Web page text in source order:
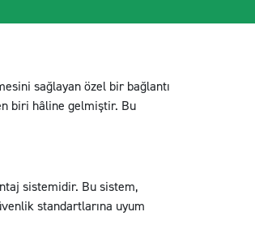
sağlayan özel bir bağlantı
biri hâline gelmiştir. Bu
sistemidir. Bu sistem,
standartlarına uyum